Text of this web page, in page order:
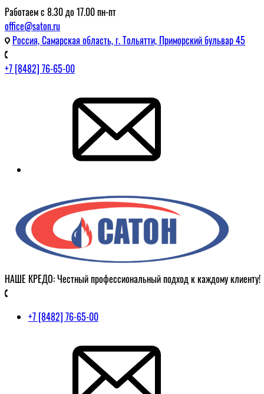
Работаем с 8.30 до 17.00 пн-пт
office@saton.ru
Россия, Самарская область, г. Тольятти, Приморский бульвар 45
+7 [8482] 76-65-00
НАШЕ КРЕДО: Честный профессиональный подход к каждому клиенту!
+7 [8482] 76-65-00